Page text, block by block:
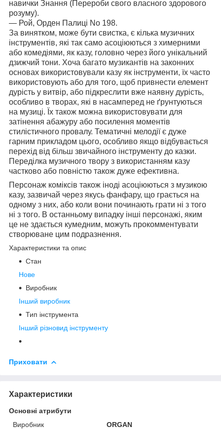
навички Знання (Перероби свого власного здорового
розуму).
— Рой, Орден Палиці No 198.
За винятком, може бути свистка, є кілька музичних
інструментів, які так само асоціюються з химерними
або комедіями, як казу, головно через його унікальний
дзижчий тони. Хоча багато музикантів на законних
основах використовували казу як інструменти, їх часто
використовують або для того, щоб привнести елемент
дурість у витвір, або підкреслити вже наявну дурість,
особливо в творах, які в насамперед не ґрунтуються
на музиці. Їх також можна використовувати для
затінення абажуру або посилення моментів
стилістичного провалу. Тематичні мелодії є дуже
гарним прикладом цього, особливо якщо відбувається
перехід від більш звичайного інструменту до казки.
Переділка музичного твору з використанням казу
частково або повністю також дуже ефективна.
Персонаж коміксів також іноді асоціюються з музикою
казу, зазвичай через якусь фанфару, що грається на
одному з них, або коли вони починають грати ні з того
ні з того. В останньому випадку інші персонажі, яким
це не здається кумедним, можуть прокомментувати
створюване цим подразнення.
Характеристики та опис
Стан
Нове
Виробник
Інший виробник
Тип інструмента
Інший різновид інструменту
Приховати
Характеристики
Основні атрибути
Виробник
ORGAN